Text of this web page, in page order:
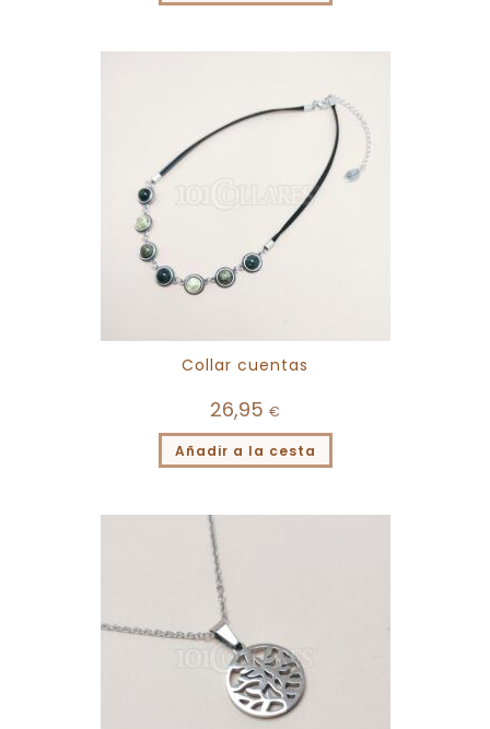
Collar cuentas
26,95 €
Añadir a la cesta